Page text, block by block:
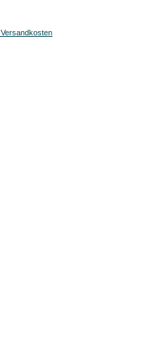
Versandkosten